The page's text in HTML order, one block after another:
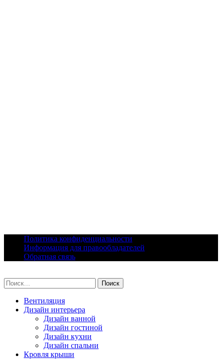
content
Политика конфиденциальности
Информация для правообладателей
Обратная связь
Найти:
Вентиляция
Дизайн интерьера
Дизайн ванной
Дизайн гостиной
Дизайн кухни
Дизайн спальни
Кровля крыши